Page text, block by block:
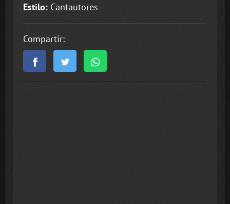
Estilo: Cantautores
Compartir: